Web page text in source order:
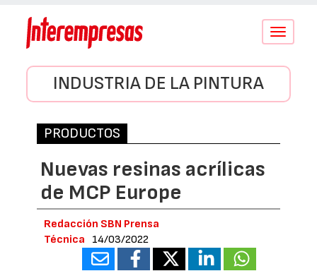
Conmutar
INDUSTRIA DE LA PINTURA
PRODUCTOS
Nuevas resinas acrílicas
de MCP Europe
Redacción SBN Prensa
Técnica
14/03/2022